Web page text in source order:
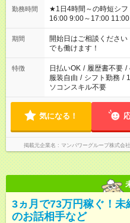
勤務時間
★1日4時間～の時短シフトOK ★スタート時間選べま
16:00 9:00～17:00 11:00～
場合、他のお仕事と合
ん ※法令に基づき、週
となります ※労働者派遣
短時間・短期間の就業
期間
開始日はご相談くださ
でも働けます！
特徴 日払いOK / 履歴書不要 /
服装自由 / シフト勤務 /
ソコンスキル不要
気になる！
掲載元企業名 マンパワーグループ株式会
3ヵ月で73万円稼ぐ！
のお話相手など